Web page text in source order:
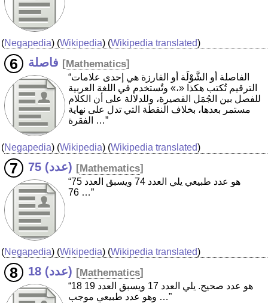
(Negapedia) (Wikipedia) (Wikipedia translated)
فاصلة [Mathematics]
“الفاصلة أو الشَّوْلَة أو الفارزة هي إحدى علامات
الترقيم تُكتب هكذا «،» وتٌستخدم في اللغة العربية
للفصل بين الجُمَل القصيرة، وللدلالة على أن الكلام
مستمر بعدها، بخلاف النقطة التي تدل على نهاية
الفقرة …”
(Negapedia) (Wikipedia) (Wikipedia translated)
75 (عدد) [Mathematics]
“75 هو عدد طبيعي يلي العدد 74 ويسبق العدد
76 …”
(Negapedia) (Wikipedia) (Wikipedia translated)
18 (عدد) [Mathematics]
“18 هو عدد صحيح. يلي العدد 17 ويسبق العدد 19
وهو عدد طبيعي موجب …”